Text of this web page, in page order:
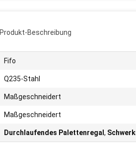
Produkt-Beschreibung
Fifo
Q235-Stahl
Maßgeschneidert
Maßgeschneidert
Durchlaufendes Palettenregal ,